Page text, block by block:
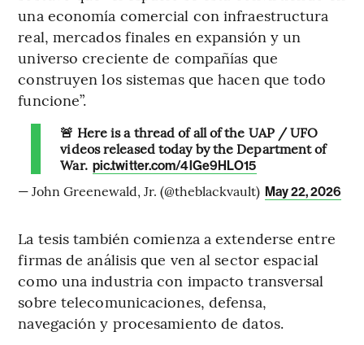
una economía comercial con infraestructura
real, mercados finales en expansión y un
universo creciente de compañías que
construyen los sistemas que hacen que todo
funcione”.
🚨 Here is a thread of all of the UAP / UFO
videos released today by the Department of
War. pic.twitter.com/4lGe9HLO15
— John Greenewald, Jr. (@theblackvault) May 22, 2026
La tesis también comienza a extenderse entre
firmas de análisis que ven al sector espacial
como una industria con impacto transversal
sobre telecomunicaciones, defensa,
navegación y procesamiento de datos.